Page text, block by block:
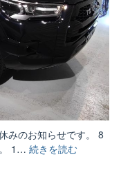
みのお知らせです。 8
1… 続きを読む